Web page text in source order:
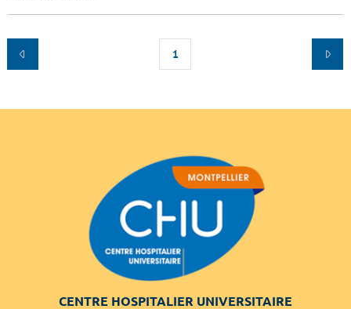
1
CENTRE HOSPITALIER UNIVERSITAIRE